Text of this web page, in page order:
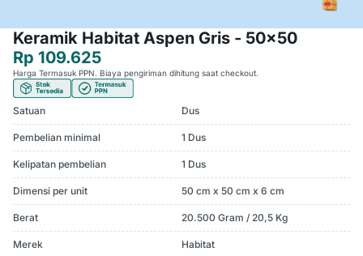
Keramik Habitat Aspen Gris - 50x50
Rp 109.625
Harga Termasuk PPN. Biaya pengiriman dihitung saat checkout.
Satuan Dus
Pembelian minimal 1 Dus
Kelipatan pembelian 1 Dus
Dimensi per unit 50 cm x 50 cm x 6 cm
Berat 20.500 Gram / 20,5 Kg
Merek Habitat